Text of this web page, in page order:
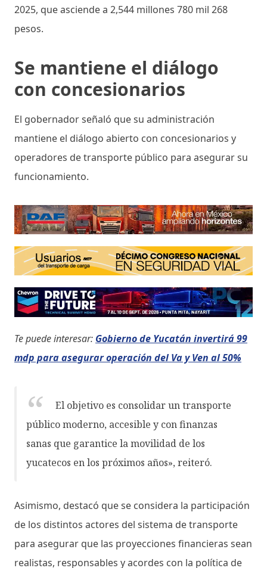
2025, que asciende a 2,544 millones 780 mil 268
pesos.
Se mantiene el diálogo
con concesionarios
El gobernador señaló que su administración
mantiene el diálogo abierto con concesionarios y
operadores de transporte público para asegurar su
funcionamiento.
Te puede interesar: Gobierno de Yucatán invertirá 99
mdp para asegurar operación del Va y Ven al 50%
El objetivo es consolidar un transporte
público moderno, accesible y con finanzas
sanas que garantice la movilidad de los
yucatecos en los próximos años», reiteró.
Asimismo, destacó que se considera la participación
de los distintos actores del sistema de transporte
para asegurar que las proyecciones financieras sean
realistas, responsables y acordes con la política de